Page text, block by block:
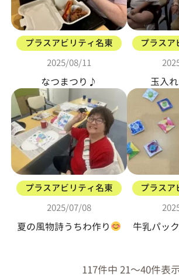
プラスアビリティ名東
2025/08/11
なつまつり♪
プラスア
玉入
プラスアビリティ名東
2025/07/08
夏の風物詩うちわ作り
プラスア
牛乳パッ
117件中 21〜40件表